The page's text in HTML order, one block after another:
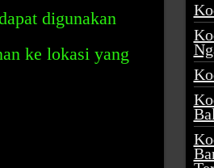
digunakan
ke lokasi yang